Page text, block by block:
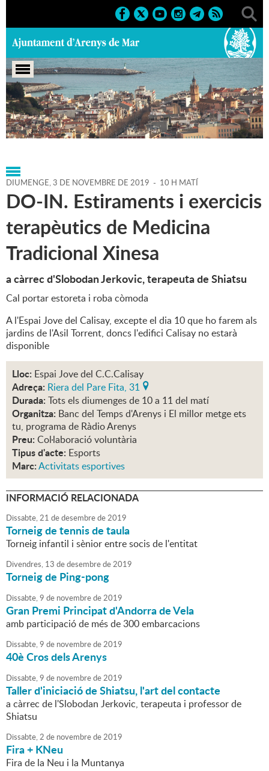
Portada > Regidories > Infància i Joventut > Espai
Jove > Agenda > 03-11-2019
DIUMENGE,3 DE NOVEMBRE DE 2019 - 10 H MATÍ
DO-IN. Estiraments i exercicis
terapèutics de Medicina
Tradicional Xinesa
a càrrec d'Slobodan Jerkovic, terapeuta de Shiatsu
Cal portar estoreta i roba còmoda
A l'Espai Jove del Calisay, excepte el dia 10 que ho farem als
jardins de l'Asil Torrent, doncs l'edifici Calisay no estarà
disponible
Lloc: Espai Jove del C.C.Calisay
Adreça: Riera del Pare Fita, 31
Durada: Tots els diumenges de 10 a 11 del matí
Organitza: Banc del Temps d'Arenys i El millor metge ets
tu, programa de Ràdio Arenys
Preu: Col·laboració voluntària
Tipus d'acte: Esports
Marc:Activitats esportives
INFORMACIÓ RELACIONADA
Dissabte,21 dedesembrede2019
Torneig de tennis de taula
Torneig infantil i sènior entre socis de l'entitat
Divendres, 13 dedesembrede2019
Torneig de Ping-pong
Dissabte,9 de novembrede2019
Gran Premi Principat d'Andorra de Vela
amb participació de més de 300 embarcacions
Dissabte,9 de novembrede2019
40è Cros dels Arenys
Dissabte,9 de novembrede2019
Taller d'iniciació de Shiatsu, l'art del contacte
a càrrec de l'Slobodan Jerkovic, terapeuta i professor de
Shiatsu
Dissabte,2 de novembrede2019
Fira + KNeu
Fira de la Neu i la Muntanya